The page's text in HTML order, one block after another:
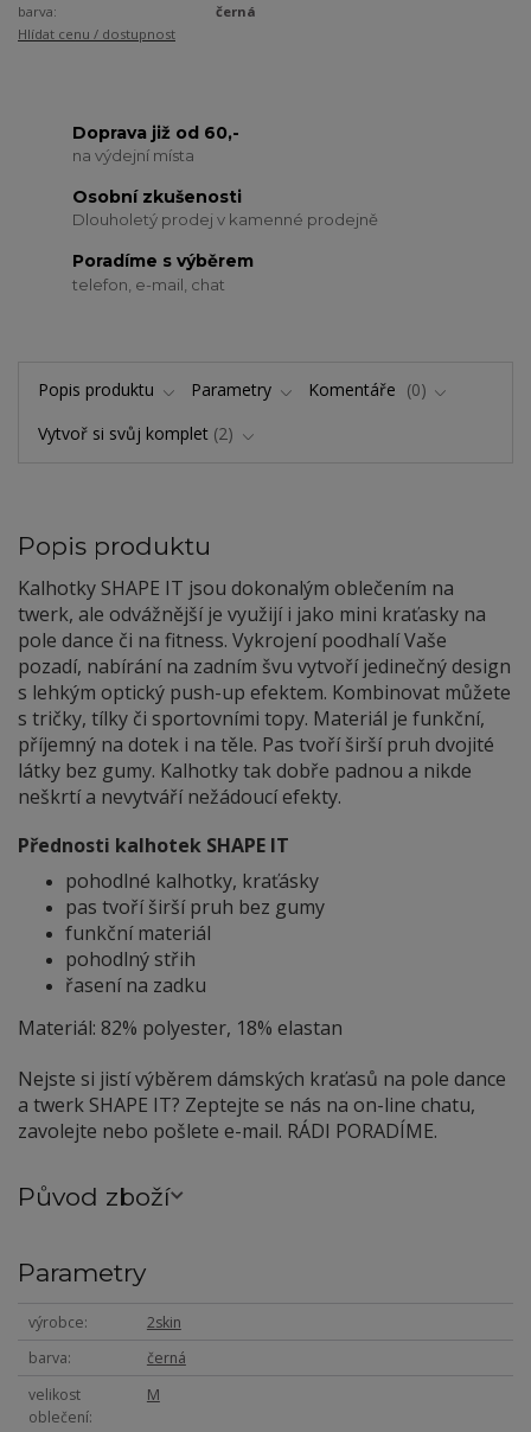
barva:
černá
Hlídat cenu / dostupnost
Doprava již od 60,-
na výdejní místa
Osobní zkušenosti
Dlouholetý prodej v kamenné prodejně
Poradíme s výběrem
telefon, e-mail, chat
Popis produktu Parametry Komentáře
0
Vytvoř si svůj komplet 2
Popis produktu
Kalhotky SHAPE IT jsou dokonalým oblečením na
twerk, ale odvážnější je využijí i jako mini kraťasky na
pole dance či na fitness. Vykrojení poodhalí Vaše
pozadí, nabírání na zadním švu vytvoří jedinečný design
s lehkým optický push-up efektem. Kombinovat můžete
s tričky, tílky či sportovními topy. Materiál je funkční,
příjemný na dotek i na těle. Pas tvoří širší pruh dvojité
látky bez gumy. Kalhotky tak dobře padnou a nikde
neškrtí a nevytváří nežádoucí efekty.
Přednosti kalhotek SHAPE IT
pohodlné kalhotky, kraťásky
pas tvoří širší pruh bez gumy
funkční materiál
pohodlný střih
řasení na zadku
Materiál: 82% polyester, 18% elastan
Nejste si jistí výběrem dámských kraťasů na pole dance
a twerk SHAPE IT? Zeptejte se nás na on-line chatu,
zavolejte nebo pošlete e-mail. RÁDI PORADÍME.
Původ zboží
Parametry
výrobce
2skin
barva
černá
velikost
oblečení
M